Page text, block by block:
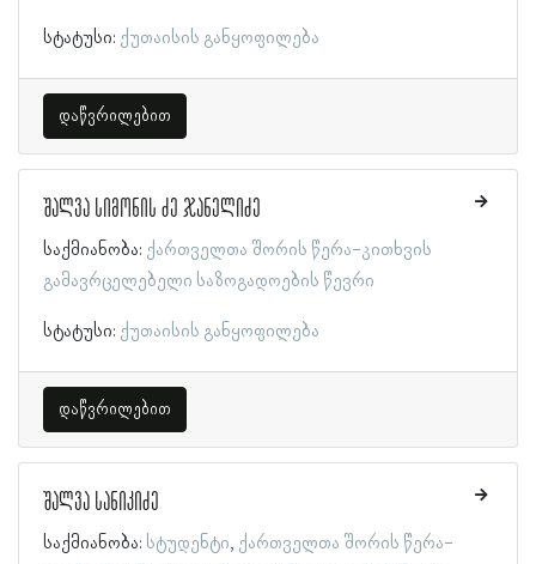
სტატუსი: ქუთაისის განყოფილება
დაწვრილებით
შალვა სიმონის ძე ჯანელიძე
საქმიანობა: ქართველთა შორის წერა-კითხვის
გამავრცელებელი საზოგადოების წევრი
სტატუსი: ქუთაისის განყოფილება
დაწვრილებით
შალვა სანიკიძე
საქმიანობა: სტუდენტი ქართველთა შორის წერა-